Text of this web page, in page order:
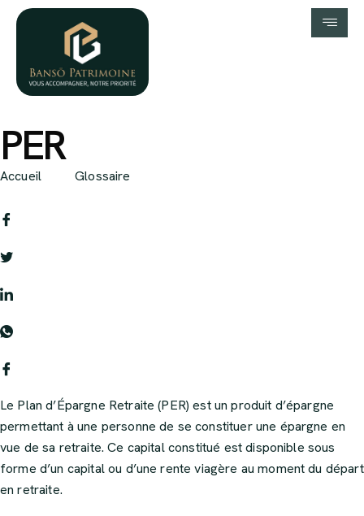
PER
Accueil Glossaire
Le Plan d’Épargne Retraite (PER) est un produit d’épargne
permettant à une personne de se constituer une épargne en
vue de sa retraite. Ce capital constitué est disponible sous
forme d’un capital ou d’une rente viagère au moment du départ
en retraite.